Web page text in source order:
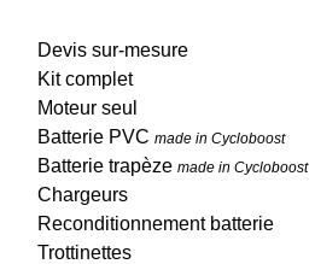
Devis sur-mesure
Kit complet
Moteur seul
Batterie PVCmade in Cycloboost
Batterie trapèzemade in Cycloboost
Chargeurs
Reconditionnement batterie
Trottinettes